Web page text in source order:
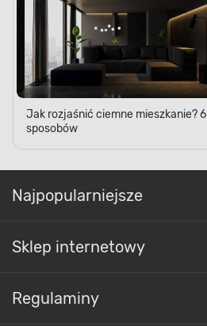
Jak rozjaśnić ciemne mieszkanie? 6
sposobów
Najpopularniejsze
Sklep internetowy
Regulaminy